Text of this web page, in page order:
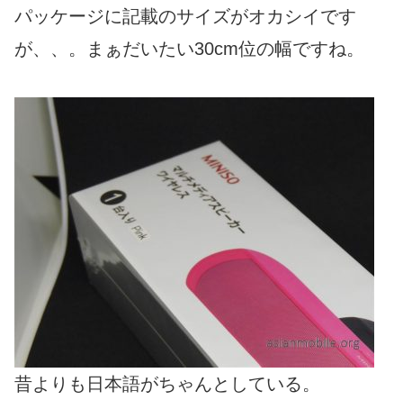
パッケージに記載のサイズがオカシイです
が、、。まぁだいたい30cm位の幅ですね。
昔よりも日本語がちゃんとしている。